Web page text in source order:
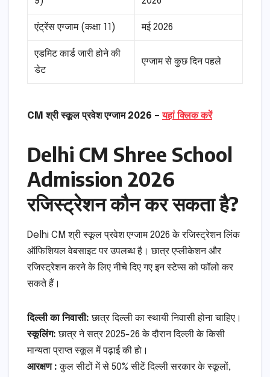
एंट्रेंस एग्जाम (कक्षा 11) मई 2026
एडमिट कार्ड जारी होने की
डेट
एग्जाम से कुछ दिन पहले
CM श्री स्कूल प्रवेश एग्जाम 2026 –यहां क्लिक करें
Delhi CM Shree School
Admission 2026
रजिस्ट्रेशन कौन कर सकता है?
Delhi CM श्री स्कूल प्रवेश एग्जाम 2026 के रजिस्ट्रेशन लिंक
ऑफिशियल वेबसाइट पर उपलब्ध है। छात्र एप्लीकेशन और
रजिस्ट्रेशन करने के लिए नीचे दिए गए इन स्टेप्स को फॉलो कर
सकते हैं।
दिल्ली का निवासी:छात्र दिल्ली का स्थायी निवासी होना चाहिए।
स्कूलिंग:छात्र ने सत्र 2025-26 के दौरान दिल्ली के किसी
मान्यता प्राप्त स्कूल में पढ़ाई की हो।
आरक्षण :कुल सीटों में से 50% सीटें दिल्ली सरकार के स्कूलों,